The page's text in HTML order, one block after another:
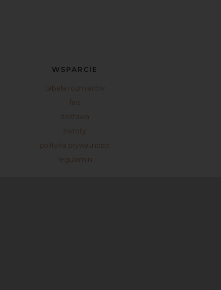
WSPARCIE
tabela rozmiarów
faq
dostawa
zwroty
polityka prywatności
regulamin